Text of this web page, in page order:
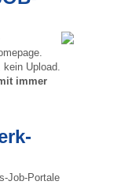
Upload.
immer
Job-Portale